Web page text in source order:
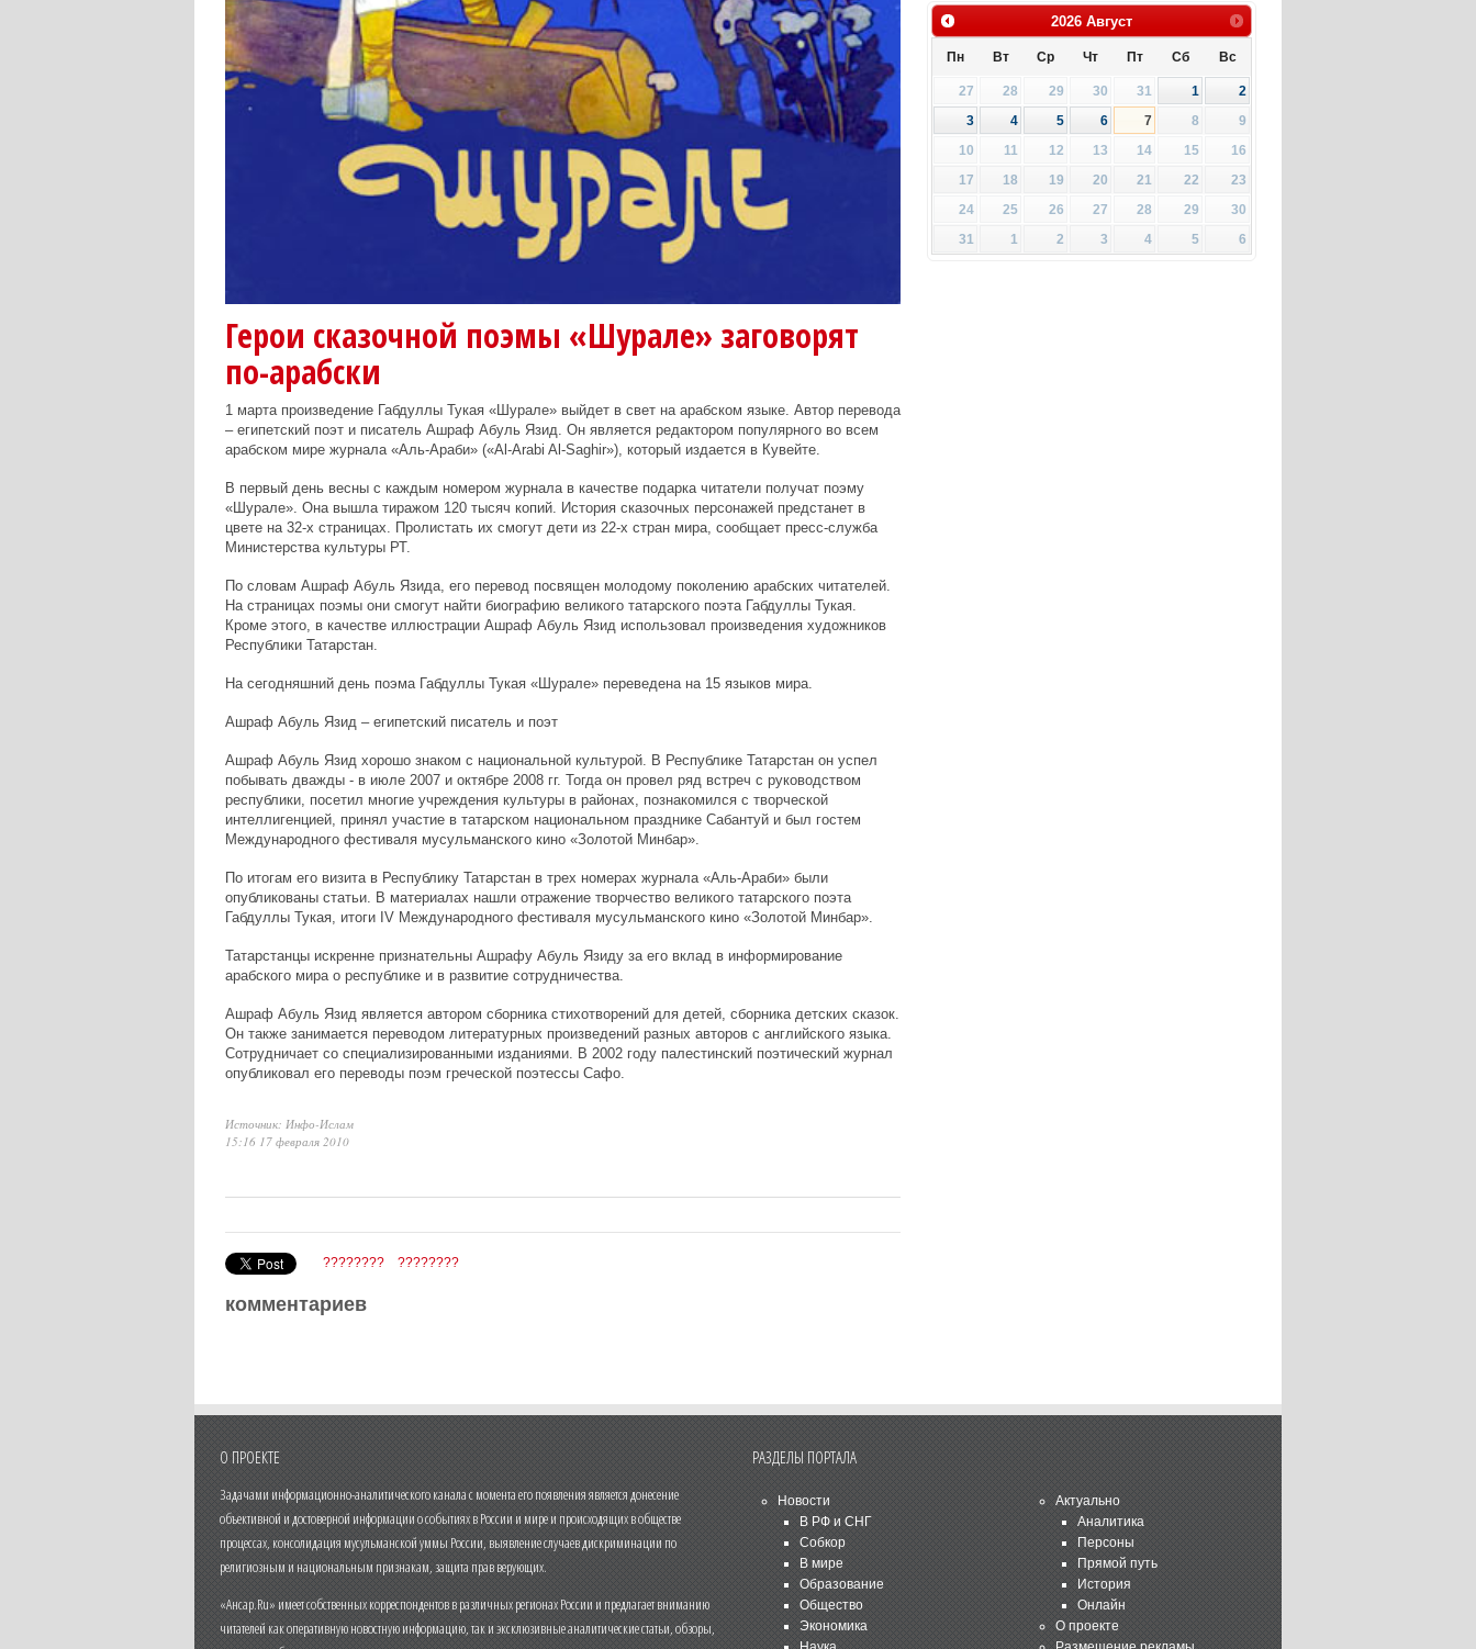
Герои сказочной поэмы «Шурале» заговорят
по-арабски
1 марта произведение Габдуллы Тукая «Шурале» выйдет в свет на арабском языке. Автор перевода
– египетский поэт и писатель Ашраф Абуль Язид. Он является редактором популярного во всем
арабском мире журнала «Аль-Араби» («Al-Arabi Al-Saghir»), который издается в Кувейте.
В первый день весны с каждым номером журнала в качестве подарка читатели получат поэму
«Шурале». Она вышла тиражом 120 тысяч копий. История сказочных персонажей предстанет в
цвете на 32-х страницах. Пролистать их смогут дети из 22-х стран мира, сообщает пресс-служба
Министерства культуры РТ.
По словам Ашраф Абуль Язида, его перевод посвящен молодому поколению арабских читателей.
На страницах поэмы они смогут найти биографию великого татарского поэта Габдуллы Тукая.
Кроме этого, в качестве иллюстрации Ашраф Абуль Язид использовал произведения художников
Республики Татарстан.
На сегодняшний день поэма Габдуллы Тукая «Шурале» переведена на 15 языков мира.
Ашраф Абуль Язид – египетский писатель и поэт
Ашраф Абуль Язид хорошо знаком с национальной культурой. В Республике Татарстан он успел
побывать дважды - в июле 2007 и октябре 2008 гг. Тогда он провел ряд встреч с руководством
республики, посетил многие учреждения культуры в районах, познакомился с творческой
интеллигенцией, принял участие в татарском национальном празднике Сабантуй и был гостем
Международного фестиваля мусульманского кино «Золотой Минбар».
По итогам его визита в Республику Татарстан в трех номерах журнала «Аль-Араби» были
опубликованы статьи. В материалах нашли отражение творчество великого татарского поэта
Габдуллы Тукая, итоги IV Международного фестиваля мусульманского кино «Золотой Минбар».
Татарстанцы искренне признательны Ашрафу Абуль Язиду за его вклад в информирование
арабского мира о республике и в развитие сотрудничества.
Ашраф Абуль Язид является автором сборника стихотворений для детей, сборника детских сказок.
Он также занимается переводом литературных произведений разных авторов с английского языка.
Сотрудничает со специализированными изданиями. В 2002 году палестинский поэтический журнал
опубликовал его переводы поэм греческой поэтессы Сафо.
Источник: Инфо-Ислам
15:16 17 февраля 2010
???????? ????????
комментариев
2026 Август
Пн Вт Ср Чт Пт Сб Вс
27 28 29 30 31 1
2
3
4 5 6 7 8
9
10
11 12 13 14 15
16
17
18 19 20 21 22
23
24
25 26 27 28 29
30
31
1 2 3 4 5 6
О ПРОЕКТЕ
Задачами информационно-аналитического канала с момента его появления является донесение
объективной и достоверной информации о событиях в России и мире и происходящих в обществе
процессах, консолидация мусульманской уммы России, выявление случаев дискриминации по
религиозным и национальным признакам, защита прав верующих.
«Ансар.Ru» имеет собственных корреспондентов в различных регионах России и предлагает вниманию
читателей как оперативную новостную информацию, так и эксклюзивные аналитические статьи, обзоры,
РАЗДЕЛЫ ПОРТАЛА
Новости
В РФ и СНГ
Собкор
В мире
Образование
Общество
Экономика
Актуально
Аналитика
Персоны
Прямой путь
История
Онлайн
О проекте